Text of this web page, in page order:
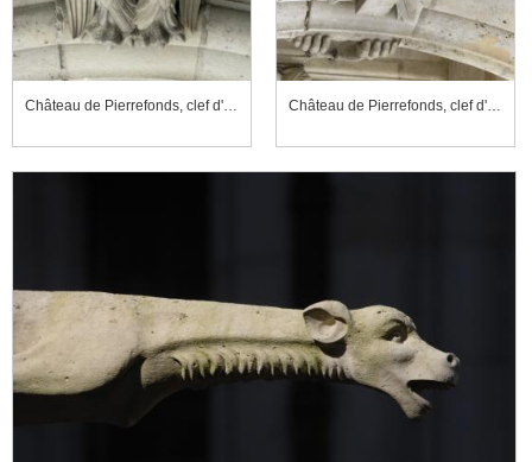
Château de Pierrefonds, clef d'arc de la galerie ouverte du corps de logis, chimère Château de Pierrefonds, clef d'arc de la galerie ouverte du corps de logis, potier